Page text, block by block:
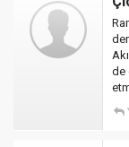
de